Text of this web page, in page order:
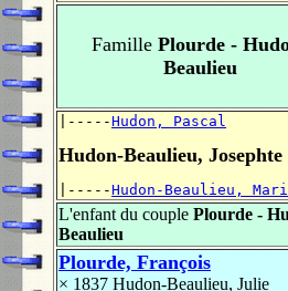
Famille Plourde -
Beaulieu
|-----Hudon, Pascal
Hudon-Beaulieu, Josephte
|-----Hudon-Beaulieu,
L'enfant du couple Plourde -
Beaulieu
Plourde, François
× 1837 Hudon-Beaulieu, Julie